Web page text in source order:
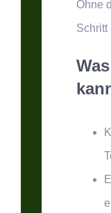
Ohne
Schritt